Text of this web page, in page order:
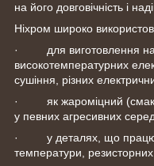
на його довговічність і
Ніхром широко
· для виготовлення
високотемпературних
сушіння, різних
· як жароміцний
у певних агресивних
· у деталях, що
температури,